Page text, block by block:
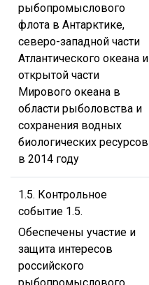
рыбопромыслового
флота в Антарктике,
северо-западной части
Атлантического океана и
открытой части
Мирового океана в
области рыболовства и
сохранения водных
биологических ресурсов
в 2014 году
1.5. Контрольное
событие 1.5.
Обеспечены участие и
защита интересов
российского